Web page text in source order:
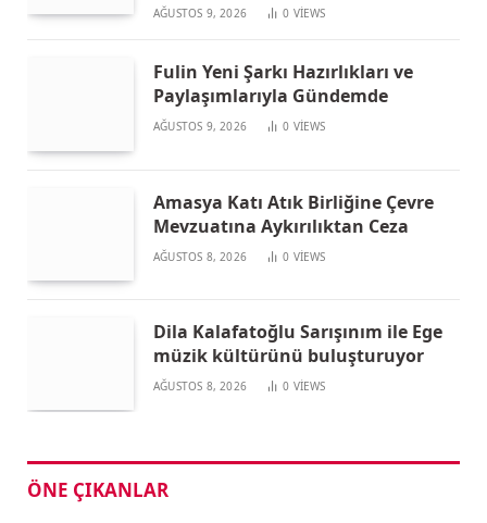
AĞUSTOS 9, 2026 0 VIEWS
Fulin Yeni Şarkı Hazırlıkları ve
Paylaşımlarıyla Gündemde
AĞUSTOS 9, 2026 0 VIEWS
Amasya Katı Atık Birliğine Çevre
Mevzuatına Aykırılıktan Ceza
AĞUSTOS 8, 2026 0 VIEWS
Dila Kalafatoğlu Sarışınım ile Ege
müzik kültürünü buluşturuyor
AĞUSTOS 8, 2026 0 VIEWS
ÖNE ÇIKANLAR